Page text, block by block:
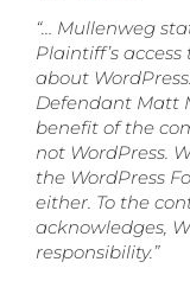
“… Mullenweg
Plaintiff’s
about
Defendant Matt
benefit of the
not WordPress.
the WordPress
either. To the
acknowledges,
responsibility.”